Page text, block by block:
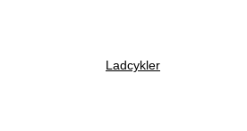
Ladcykler